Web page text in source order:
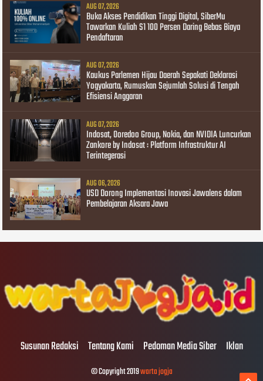
AUG 07, 2026
Buka Akses Pendidikan Tinggi Digital, SiberMu
Tawarkan Kuliah S1 100 Persen Daring Bebas Biaya
Pendaftaran
AUG 07, 2026
Kaukus Parlemen Hijau Daerah Sepakati Deklarasi
Yogyakarta, Rumuskan Sejumlah Solusi di Tengah
Efisiensi Anggaran
AUG 07, 2026
Indosat, Ooredoo Group, Nokia, dan NVIDIA Luncurkan
Zankore by Indosat : Platform Infrastruktur AI
Terintegerasi
AUG 06, 2026
USD Dorong Implementasi Inovasi Jawalens dalam
Pembelajaran Aksara Jawa
Susunan Redaksi Tentang Kami Pedoman Media Siber Iklan
© Copyright 2019warta jogja